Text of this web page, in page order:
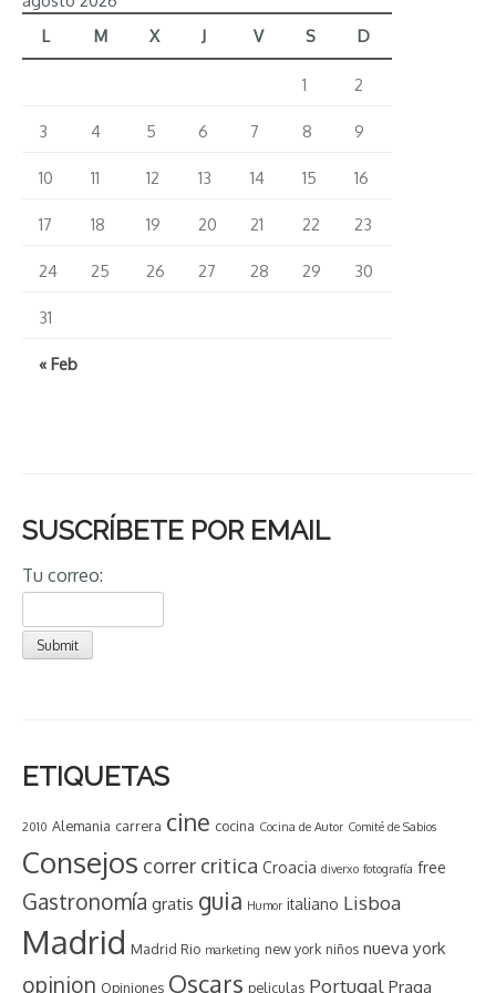
L
M X J V S D
« Feb
1 2
3 4 5 6 7 8 9
10 11 12 13 14 15 16
17 18 19 20 21 22 23
24 25 26 27 28 29 30
31
SUSCRÍBETE POR EMAIL
Tu correo:
ETIQUETAS
2010 Alemania carrera cine cocina Cocina de Autor Comité de Sabios
Consejos correr critica Croacia diverxo fotografía free
Gastronomía gratis guia Humor italiano Lisboa
Madrid Madrid Rio marketing new york niños nueva york
opinion Opiniones Oscars peliculas Portugal Praga